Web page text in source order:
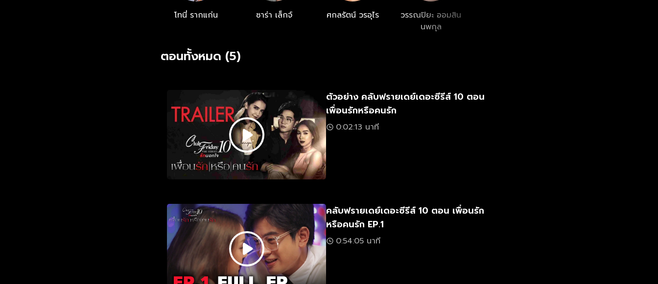
โทนี่ รากแก่น ซาร่า เล็กจ์ ศกลรัตน์ วรอุไร
วรรณปิยะ ออมสิน
นพกุล
ตอนทั้งหมด (5)
ตัวอย่าง คลับฟรายเดย์เดอะซีรีส์ 10 ตอน
เพื่อนรักหรือคนรัก
0:02:13 นาที
คลับฟรายเดย์เดอะซีรีส์ 10 ตอน เพื่อนรัก
หรือคนรัก EP.1
0:54:05 นาที